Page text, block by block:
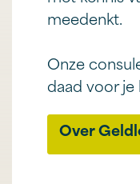
meedenkt.
Onze
daad voor je
Over